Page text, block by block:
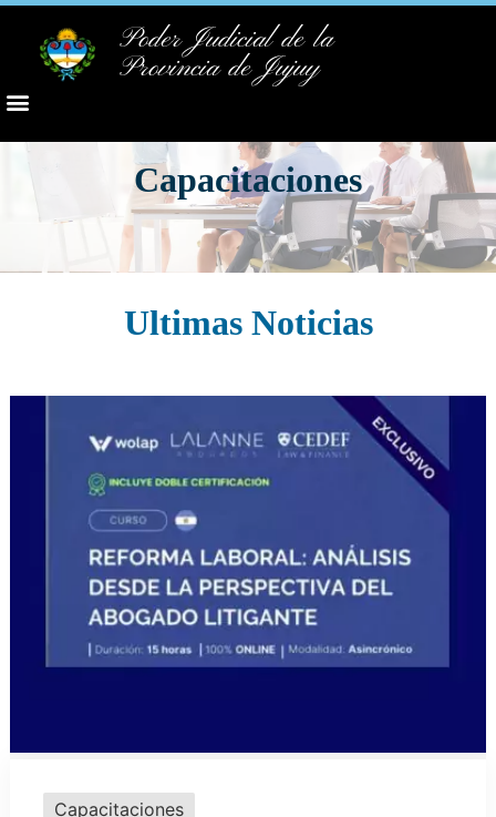
Poder Judicial de la
Provincia de Jujuy
Capacitaciones
Ultimas Noticias
Capacitaciones